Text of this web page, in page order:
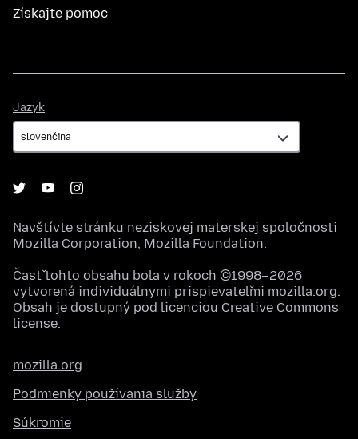
Získajte pomoc
Jazyk
Navštívte stránku neziskovej materskej spoločnosti
Mozilla Corporation, Mozilla Foundation.
Časť tohto obsahu bola v rokoch ©1998–2026
vytvorená individuálnymi prispievateľmi mozilla.org.
Obsah je dostupný pod licenciou Creative Commons
license.
mozilla.org
Podmienky používania služby
Súkromie